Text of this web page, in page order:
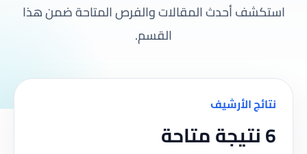
استكشف أحدث المقالات والفرص المتاحة ضمن هذا
القسم.
نتائج الأرشيف
6 نتيجة متاحة